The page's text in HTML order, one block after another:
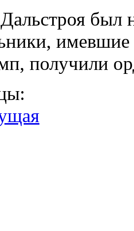
был
получили